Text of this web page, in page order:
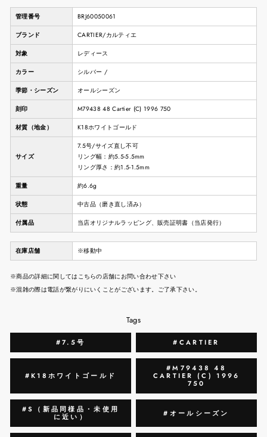
管理番号 BRJ60050061
ブランド CARTIER/カルティエ
対象 レディース
カラー シルバー /
季節・シーズン オールシーズン
刻印 M79438 48 Cartier (C) 1996 750
材質（地金） K18ホワイトゴールド
サイズ
7.5号/サイズ直し不可
リング幅：約5.5-5.5mm
リング厚さ：約1.5-1.5mm
重量 約6.6g
状態 中古品（磨き直し済み）
付属品 当店オリジナルラッピング、販売証明書（当店発行）
在庫店舗 ※移動中
※商品の詳細に関してはこちらの店舗にお問い合わせ下さい
※混雑の際は電話が繋がりにいくことがございます。ご了承下さい。
Tags
#7.5号 #CARTIER
#K18ホワイトゴールド
#M79438 48
CARTIER (C) 1996
750
#S（新品同様品・未使用
に近い）
#オールシーズン